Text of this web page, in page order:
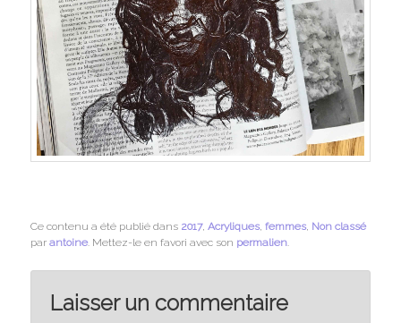
Ce contenu a été publié dans 2017,Acryliques,femmes, Non classé
parantoine. Mettez-le en favori avec son permalien.
Laisser un commentaire